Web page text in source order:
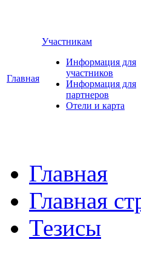
Главная
Участникам
Информация для
участников
Информация для
партнеров
Отели и карта
Главная
Главная
Тезисы